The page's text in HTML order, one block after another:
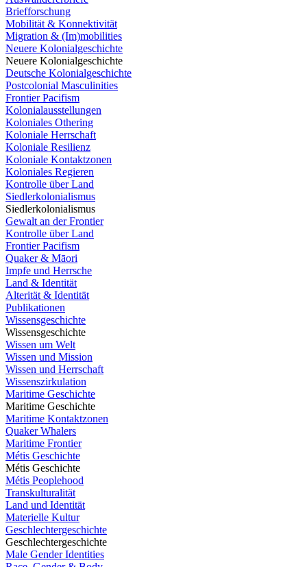
Briefforschung
Mobilität & Konnektivität
Migration & (Im)mobilities
Neuere Kolonialgeschichte
Neuere Kolonialgeschichte
Deutsche Kolonialgeschichte
Postcolonial Masculinities
Frontier Pacifism
Kolonialausstellungen
Koloniales Othering
Koloniale Herrschaft
Koloniale Resilienz
Koloniale Kontaktzonen
Koloniales Regieren
Kontrolle über Land
Siedlerkolonialismus
Siedlerkolonialismus
Gewalt an der Frontier
Kontrolle über Land
Frontier Pacifism
Quaker & Māori
Impfe und Herrsche
Land & Identität
Alterität & Identität
Publikationen
Wissensgeschichte
Wissensgeschichte
Wissen um Welt
Wissen und Mission
Wissen und Herrschaft
Wissenszirkulation
Maritime Geschichte
Maritime Geschichte
Maritime Kontaktzonen
Quaker Whalers
Maritime Frontier
Métis Geschichte
Métis Geschichte
Métis Peoplehood
Transkulturalität
Land und Identität
Materielle Kultur
Geschlechtergeschichte
Geschlechtergeschichte
Male Gender Identities